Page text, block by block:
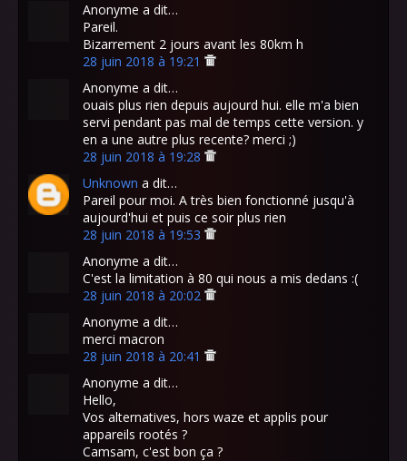
Anonyme a dit…
Pareil.
Bizarrement 2 jours avant les 80km h
28 juin 2018 à 19:21
Anonyme a dit…
ouais plus rien depuis aujourd hui. elle m'a bien
servi pendant pas mal de temps cette version. y
en a une autre plus recente? merci ;)
28 juin 2018 à 19:28
Unknown a dit…
Pareil pour moi. A très bien fonctionné jusqu'à
aujourd'hui et puis ce soir plus rien
28 juin 2018 à 19:53
Anonyme a dit…
C'est la limitation à 80 qui nous a mis dedans :(
28 juin 2018 à 20:02
Anonyme a dit…
merci macron
28 juin 2018 à 20:41
Anonyme a dit…
Hello,
Vos alternatives, hors waze et applis pour
appareils rootés ?
Camsam, c'est bon ça ?